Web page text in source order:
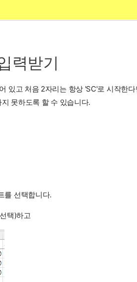
력받기
있고 처음 2자리는 항상 'SC'로 시작한
못하도록 할 수 있습니다.
를 선택합니다.
택)하고